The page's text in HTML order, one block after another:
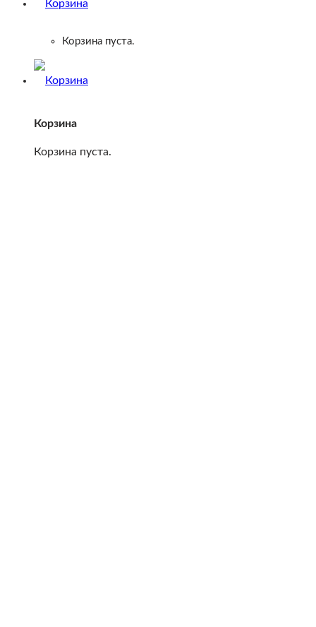
Корзина пуста.
Корзина
Корзина пуста.